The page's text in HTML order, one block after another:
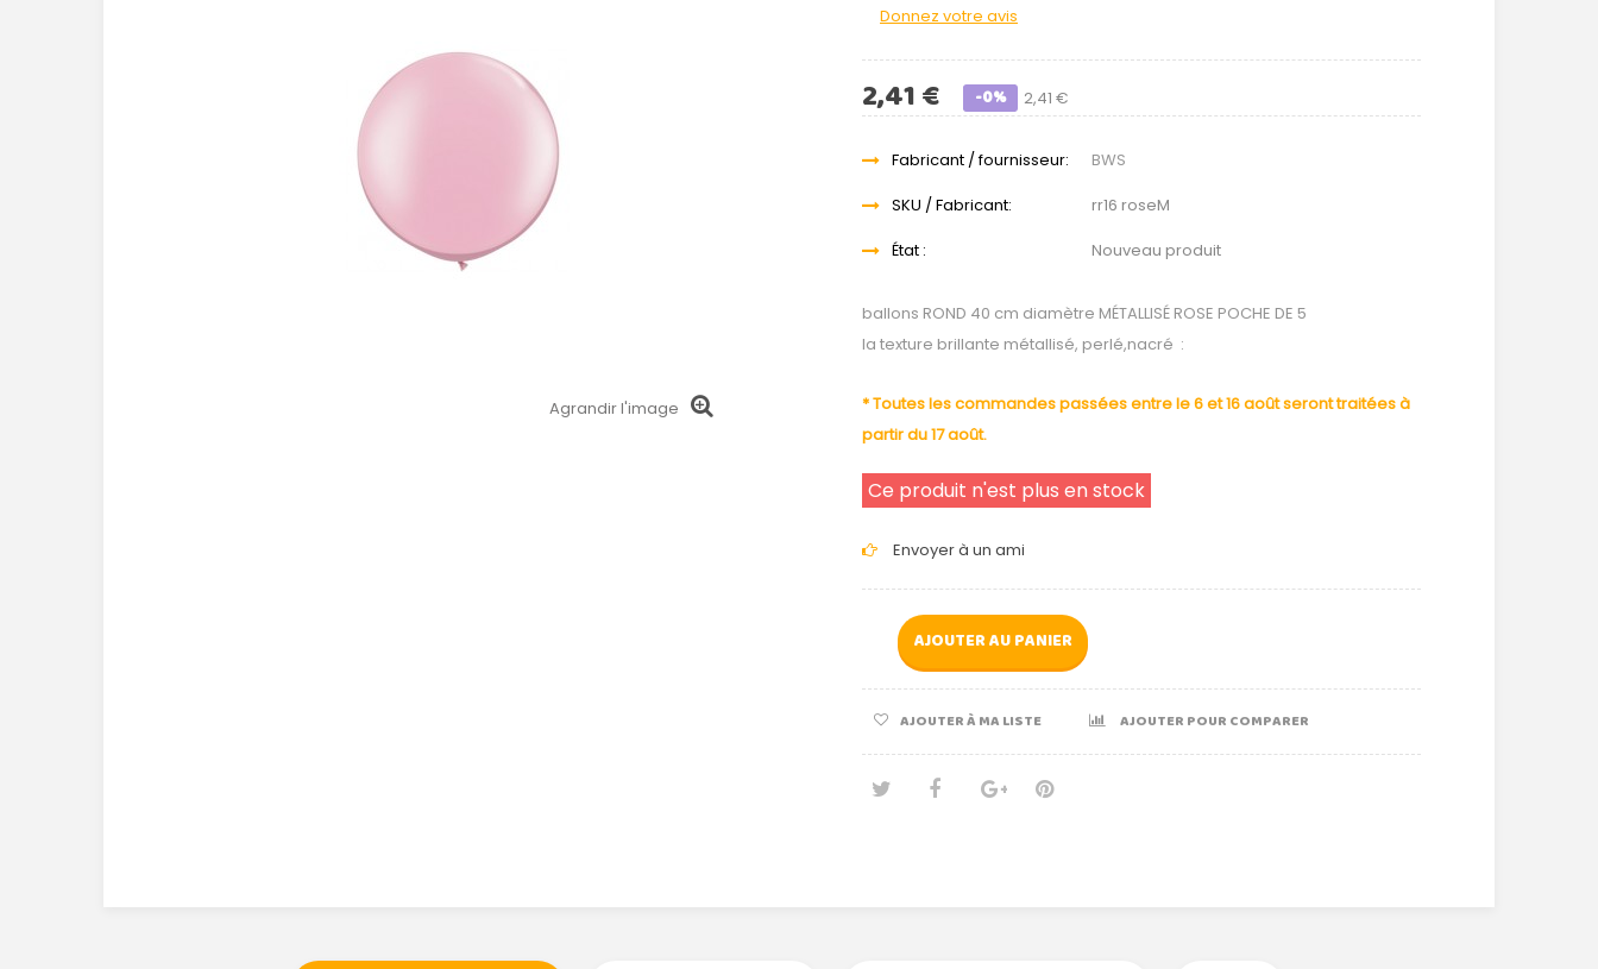
Agrandir l'image
Donnez votre avis
2,41 €
2,41 € -0%
Fabricant / fournisseur:
BWS
SKU / Fabricant:
rr16 roseM
État :
Nouveau produit
ballons ROND 40 cm diamètre MÉTALLISÉ ROSE POCHE DE 5
la texture brillante métallisé, perlé,nacré :
* Toutes les commandes passées entre le 6 et 16 août seront traitées à
partir du 17 août.
Ce produit n'est plus en stock
Envoyer à un ami
AJOUTER AU PANIER
AJOUTER À MA LISTE AJOUTER POUR COMPARER